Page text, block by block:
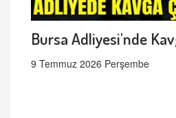
Bursa Adliyesi'nde
9 Temmuz 2026 Perşembe